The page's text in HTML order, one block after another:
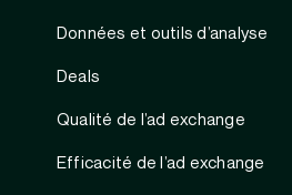
Données et outils d’analyse
Deals
Qualité de l’ad exchange
Efficacité de l’ad exchange